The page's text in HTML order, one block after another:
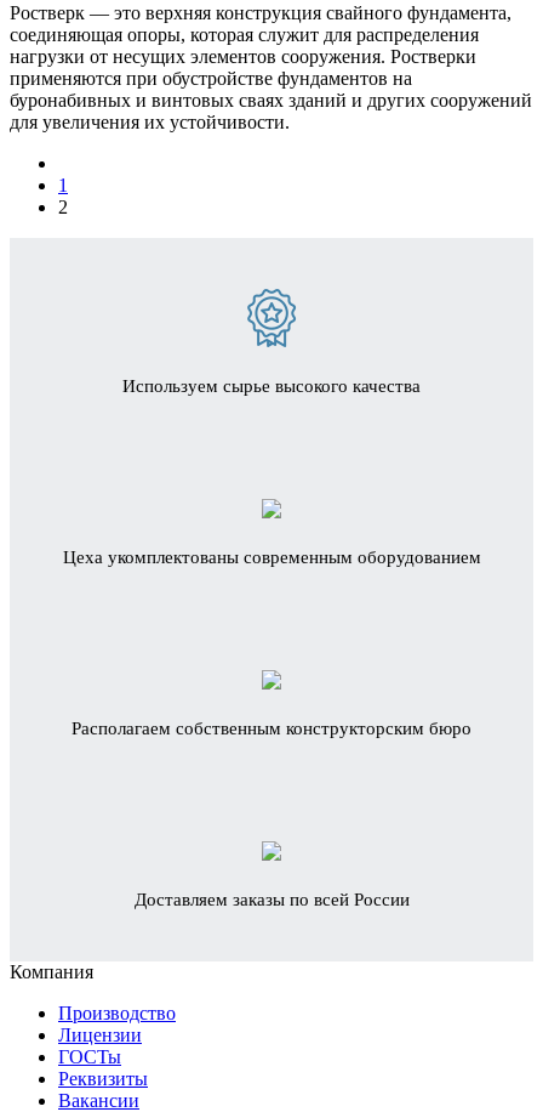
Ростверк — это верхняя конструкция свайного фундамента,
соединяющая опоры, которая служит для распределения
нагрузки от несущих элементов сооружения. Ростверки
применяются при обустройстве фундаментов на
буронабивных и винтовых сваях зданий и других сооружений
для увеличения их устойчивости.
1
2
Используем сырье высокого качества
Цеха укомплектованы современным оборудованием
Располагаем собственным конструкторским бюро
Доставляем заказы по всей России
Компания
Производство
Лицензии
ГОСТы
Реквизиты
Вакансии